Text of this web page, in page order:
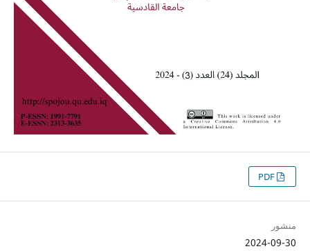
PDF
منشور
2024-09-30